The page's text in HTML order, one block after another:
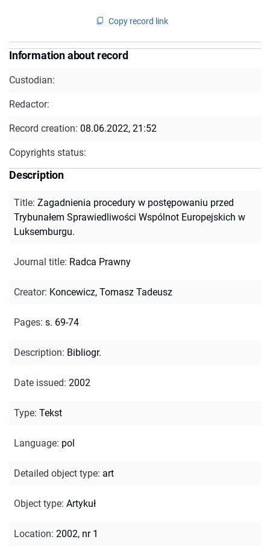
Copy record link
Information about record
Custodian:
Redactor:
Record creation: 08.06.2022, 21:52
Copyrights status:
Description
Title: Zagadnienia procedury w postępowaniu przed
Trybunałem Sprawiedliwości Wspólnot Europejskich w
Luksemburgu.
Journal title: Radca Prawny
Creator: Koncewicz, Tomasz Tadeusz
Pages: s. 69-74
Description: Bibliogr.
Date issued: 2002
Type: Tekst
Language: pol
Detailed object type: art
Object type: Artykuł
Location: 2002, nr 1